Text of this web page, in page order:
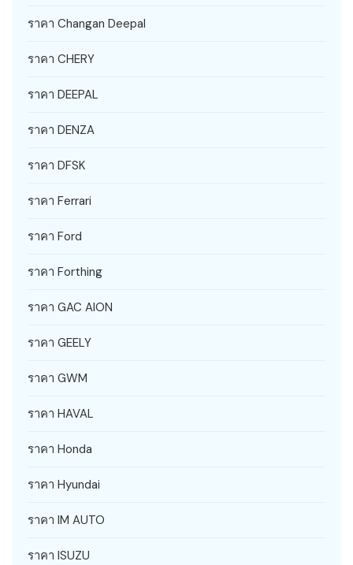
ราคา Changan Deepal
ราคา CHERY
ราคา DEEPAL
ราคา DENZA
ราคา DFSK
ราคา Ferrari
ราคา Ford
ราคา Forthing
ราคา GAC AION
ราคา GEELY
ราคา GWM
ราคา HAVAL
ราคา Honda
ราคา Hyundai
ราคา IM AUTO
ราคา ISUZU